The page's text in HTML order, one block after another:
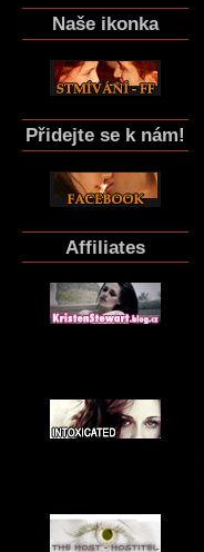
Naše ikonka
Přidejte se k nám!
Affiliates